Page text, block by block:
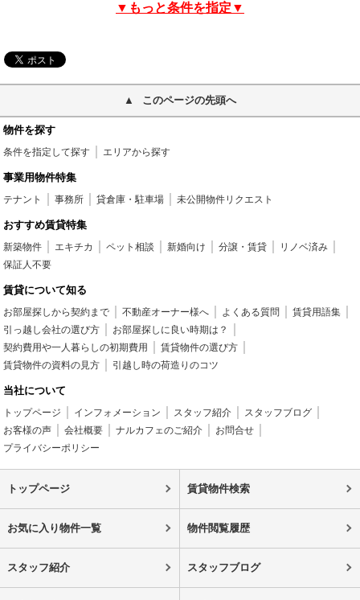
▼もっと条件を指定▼
このページの先頭へ
物件を探す
条件を指定して探す エリアから探す
事業用物件特集
テナント 事務所 貸倉庫・駐車場 未公開物件リクエスト
おすすめ賃貸特集
新築物件 エキチカ ペット相談 新婚向け 分譲・賃貸
リノベ済み
保証人不要
賃貸について知る
お部屋探しから契約まで 不動産オーナー様へ よくある質問
賃貸用語集
引っ越し会社の選び方
お部屋探しに良い時期は？
契約費用や一人暮らしの初期費用
賃貸物件の選び方
賃貸物件の資料の見方
引越し時の荷造りのコツ
当社について
トップページ インフォメーション スタッフ紹介
スタッフブログ
お客様の声
会社概要 ナルカフェのご紹介
お問合せ
プライバシーポリシー
トップページ 賃貸物件検索
お気に入り物件一覧 物件閲覧履歴
スタッフ紹介 スタッフブログ